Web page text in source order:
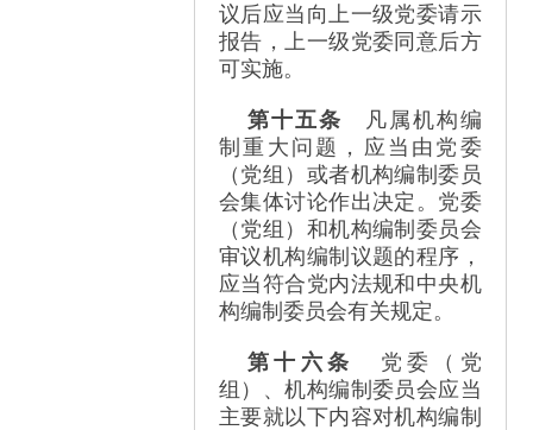
议后应当向上一级党委请示
报告，上一级党委同意后方
可实施。
第十五条 凡属机构编
制重大问题，应当由党委
（党组）或者机构编制委员
会集体讨论作出决定。党委
（党组）和机构编制委员会
审议机构编制议题的程序，
应当符合党内法规和中央机
构编制委员会有关规定。
第十六条
党委（党
组）、机构编制委员会应当
主要就以下内容对机构编制